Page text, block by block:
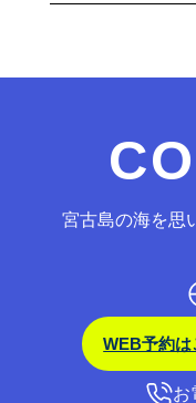
宮古島の海を思
WEB予約は
お